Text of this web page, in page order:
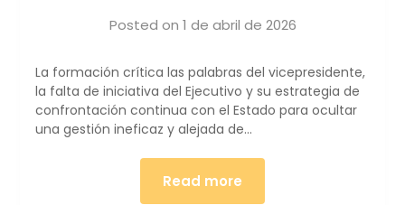
Posted on 1 de abril de 2026
La formación crítica las palabras del vicepresidente,
la falta de iniciativa del Ejecutivo y su estrategia de
confrontación continua con el Estado para ocultar
una gestión ineficaz y alejada de…
Read more